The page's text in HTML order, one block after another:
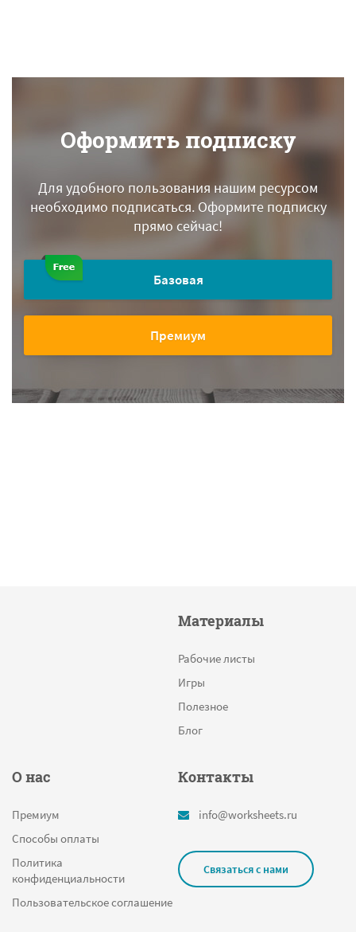
Оформить подписку
Для удобного пользования нашим ресурсом
необходимо подписаться.Оформите подписку
прямо сейчас!
Базовая
Премиум
Материалы
Рабочие листы
Игры
Полезное
Блог
О нас
Премиум
Способы оплаты
Политика
конфиденциальности
Пользовательское соглашение
Контакты
info@worksheets.ru
Связаться с нами